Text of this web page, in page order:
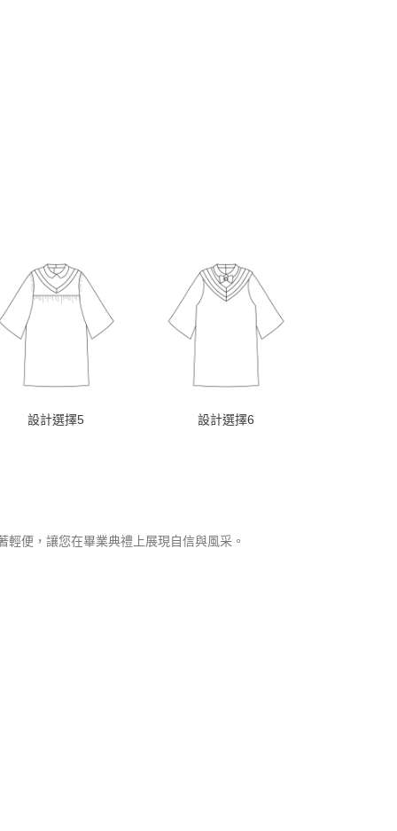
設計選擇5 設計選擇6
便，讓您在畢業典禮上展現自信與風采。